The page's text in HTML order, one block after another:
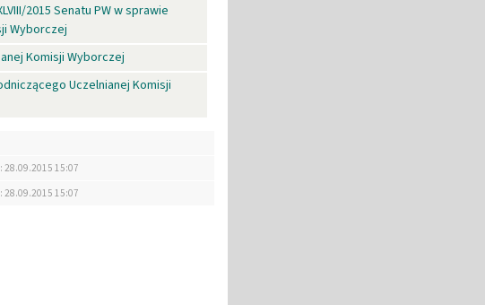
2015 Senatu PW w sprawie
Wyborczej
Komisji Wyborczej
Uczelnianej Komisji
28.09.2015 15:07
28.09.2015 15:07